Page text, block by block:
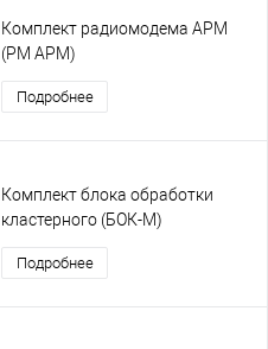
Комплект радиомодема АРМ
(РМ АРМ)
Подробнее
Комплект блока обработки
кластерного (БОК-М)
Подробнее